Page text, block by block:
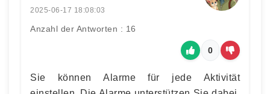
2025-06-17 18:08:03
Anzahl der Antworten : 16
0
Sie können Alarme für jede Aktivität